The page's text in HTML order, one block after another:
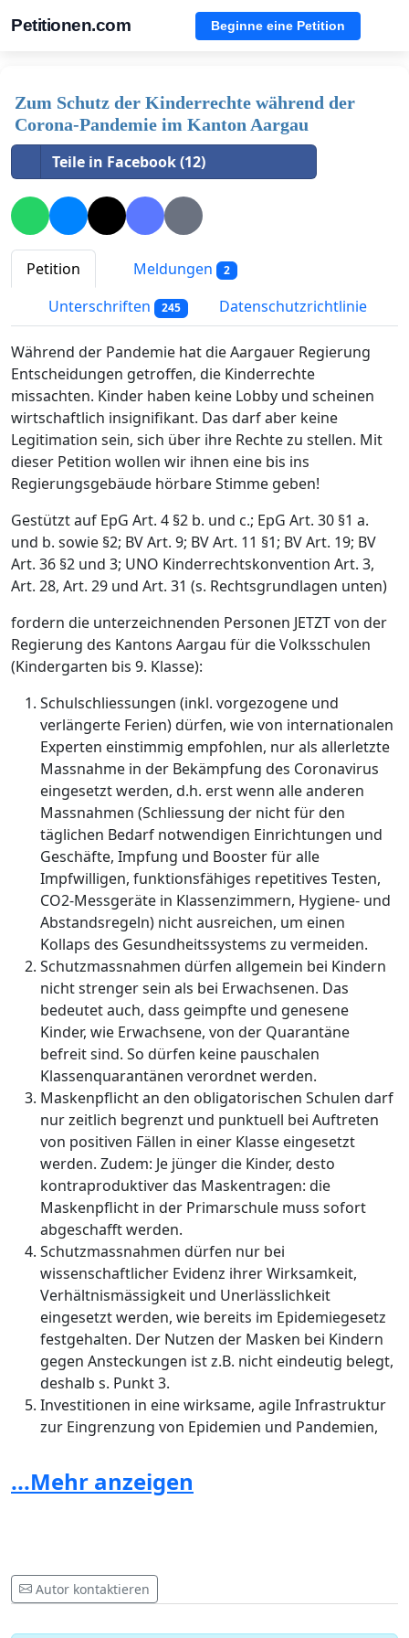
Petitionen.com Beginne eine Petition
Zum Schutz der Kinderrechte während der
Corona-Pandemie im Kanton Aargau
Teile in Facebook (12)
Petition Meldungen 2
Unterschriften 245 Datenschutzrichtlinie
Während der Pandemie hat die Aargauer Regierung
Entscheidungen getroffen, die Kinderrechte
missachten. Kinder haben keine Lobby und scheinen
wirtschaftlich insignifikant. Das darf aber keine
Legitimation sein, sich über ihre Rechte zu stellen. Mit
dieser Petition wollen wir ihnen eine bis ins
Regierungsgebäude hörbare Stimme geben!
Gestützt auf EpG Art. 4 §2 b. und c.; EpG Art. 30 §1 a.
und b. sowie §2; BV Art. 9; BV Art. 11 §1; BV Art. 19; BV
Art. 36 §2 und 3; UNO Kinderrechtskonvention Art. 3,
Art. 28, Art. 29 und Art. 31 (s. Rechtsgrundlagen unten)
fordern die unterzeichnenden Personen JETZT von der
Regierung des Kantons Aargau für die Volksschulen
(Kindergarten bis 9. Klasse):
Schulschliessungen (inkl. vorgezogene und
verlängerte Ferien) dürfen, wie von internationalen
Experten einstimmig empfohlen, nur als allerletzte
Massnahme in der Bekämpfung des Coronavirus
eingesetzt werden, d.h. erst wenn alle anderen
Massnahmen (Schliessung der nicht für den
täglichen Bedarf notwendigen Einrichtungen und
Geschäfte, Impfung und Booster für alle
Impfwilligen, funktionsfähiges repetitives Testen,
CO2-Messgeräte in Klassenzimmern, Hygiene- und
Abstandsregeln) nicht ausreichen, um einen
Kollaps des Gesundheitssystems zu vermeiden.
Schutzmassnahmen dürfen allgemein bei Kindern
nicht strenger sein als bei Erwachsenen. Das
bedeutet auch, dass geimpfte und genesene
Kinder, wie Erwachsene, von der Quarantäne
befreit sind. So dürfen keine pauschalen
Klassenquarantänen verordnet werden.
Maskenpflicht an den obligatorischen Schulen darf
nur zeitlich begrenzt und punktuell bei Auftreten
von positiven Fällen in einer Klasse eingesetzt
werden. Zudem: Je jünger die Kinder, desto
kontraproduktiver das Maskentragen: die
Maskenpflicht in der Primarschule muss sofort
abgeschafft werden.
Schutzmassnahmen dürfen nur bei
wissenschaftlicher Evidenz ihrer Wirksamkeit,
Verhältnismässigkeit und Unerlässlichkeit
eingesetzt werden, wie bereits im Epidemiegesetz
festgehalten. Der Nutzen der Masken bei Kindern
gegen Ansteckungen ist z.B. nicht eindeutig belegt,
deshalb s. Punkt 3.
Investitionen in eine wirksame, agile Infrastruktur
zur Eingrenzung von Epidemien und Pandemien,
flächedeckendes repetitives Testen mit Resultaten
am selben Tag ermöglichen; digital unterstütztes
in den Schulzimmern; ausreichende
Impfkapazitäten.
...Mehr anzeigen
Autor kontaktieren